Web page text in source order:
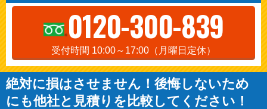
0120-300-839
受付時間 10:00～17:00（月曜日定休）
絶対に損はさせません！後悔しないため
にも他社と見積りを比較してください！